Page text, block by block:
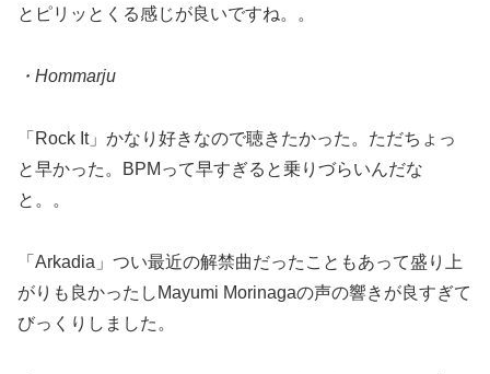
とピリッとくる感じが良いですね。。
・Hommarju
「Rock It」かなり好きなので聴きたかった。ただちょっ
と早かった。BPMって早すぎると乗りづらいんだな
と。。
「Arkadia」つい最近の解禁曲だったこともあって盛り上
がりも良かったしMayumi Morinagaの声の響きが良すぎて
びっくりしました。